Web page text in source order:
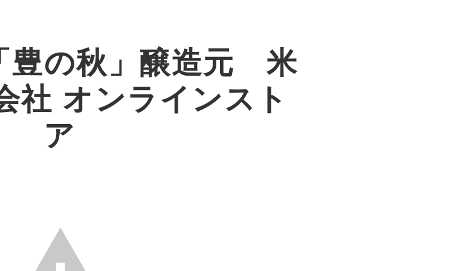
豊の秋」醸造元 米
社 オンラインスト
ア